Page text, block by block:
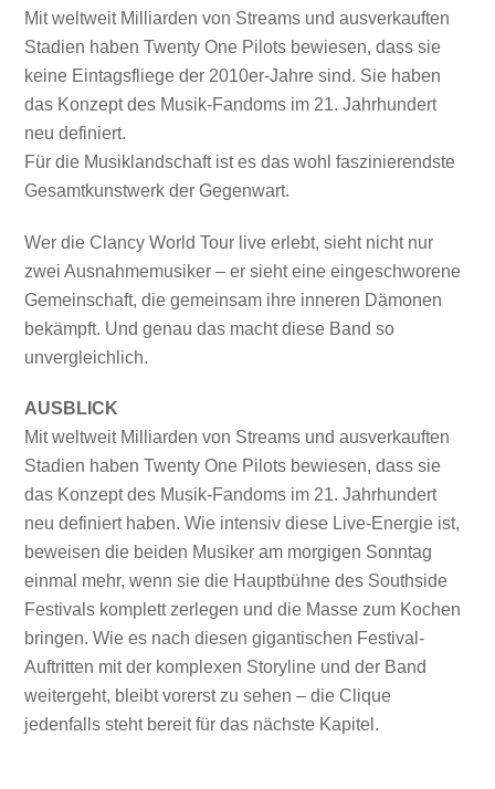
Mit weltweit Milliarden von Streams und ausverkauften
Stadien haben Twenty One Pilots bewiesen, dass sie
keine Eintagsfliege der 2010er-Jahre sind. Sie haben
das Konzept des Musik-Fandoms im 21. Jahrhundert
neu definiert.
Für die Musiklandschaft ist es das wohl faszinierendste
Gesamtkunstwerk der Gegenwart.
Wer die Clancy World Tour live erlebt, sieht nicht nur
zwei Ausnahmemusiker – er sieht eine eingeschworene
Gemeinschaft, die gemeinsam ihre inneren Dämonen
bekämpft. Und genau das macht diese Band so
unvergleichlich.
AUSBLICK
Mit weltweit Milliarden von Streams und ausverkauften
Stadien haben Twenty One Pilots bewiesen, dass sie
das Konzept des Musik-Fandoms im 21. Jahrhundert
neu definiert haben. Wie intensiv diese Live-Energie ist,
beweisen die beiden Musiker am morgigen Sonntag
einmal mehr, wenn sie die Hauptbühne des Southside
Festivals komplett zerlegen und die Masse zum Kochen
bringen. Wie es nach diesen gigantischen Festival-
Auftritten mit der komplexen Storyline und der Band
weitergeht, bleibt vorerst zu sehen – die Clique
jedenfalls steht bereit für das nächste Kapitel.